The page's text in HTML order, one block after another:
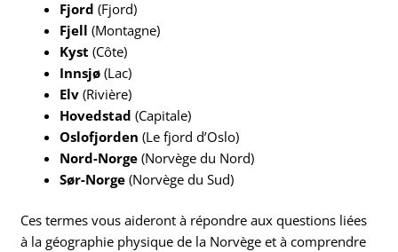
Fjord (Fjord)
Fjell (Montagne)
Kyst (Côte)
Innsjø (Lac)
Elv (Rivière)
Hovedstad (Capitale)
Oslofjorden (Le fjord d’Oslo)
Nord-Norge (Norvège du Nord)
Sør-Norge (Norvège du Sud)
Ces termes vous aideront à répondre aux questions liées
à la géographie physique de la Norvège et à comprendre